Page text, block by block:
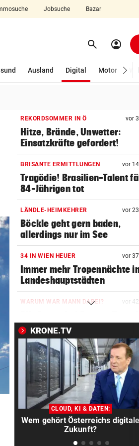
Jobsuche Bazar
search Suchen
account_circle
Ausland Digital
Motor
REKORDSOMMER IN Ö vor
Hitze, Brände, Unwetter:
Einsatzkräfte gefordert!
BRISANTE ERMITTLUNGEN vor
Tragödie! Brasilien-Talent
84-Jährigen tot
LÄNDLE-HEIMKEHRER vor
Böckle geht gern baden,
allerdings nur im See
34 IN WIEN HEUER vor
Immer mehr Tropennächte
Landeshauptstädten
WARUM WAR MANN DABEI? vor
an Kontrollen
DANIEL TSCHOFENIG vor
Früher Sommer-Start:
verletzungsfrei!“
AUF DER BRENNERSTRECKE vor
Paar wurde mit Pkw von der
Autobahn geschleudert
KRONE.TV
CLOUD, KI & DATEN:
Wem gehört Österreichs digitale
Zukunft?